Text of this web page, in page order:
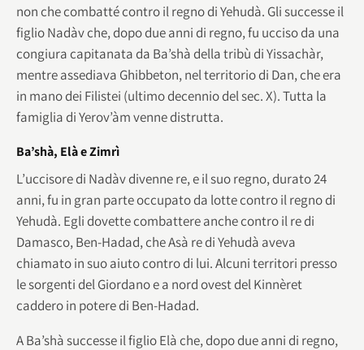
non che combatté contro il regno di Yehudà. Gli successe il
figlio Nadàv che, dopo due anni di regno, fu ucciso da una
congiura capitanata da Ba’shà della tribù di Yissachàr,
mentre assediava Ghibbeton, nel territorio di Dan, che era
in mano dei Filistei (ultimo decennio del sec. X). Tutta la
famiglia di Yerov’àm venne distrutta.
Ba’shà, Elà e Zimrì
L’uccisore di Nadàv divenne re, e il suo regno, durato 24
anni, fu in gran parte occupato da lotte contro il regno di
Yehudà. Egli dovette combattere anche contro il re di
Damasco, Ben-Hadad, che Asà re di Yehudà aveva
chiamato in suo aiuto contro di lui. Alcuni territori presso
le sorgenti del Giordano e a nord ovest del Kinnèret
caddero in potere di Ben-Hadad.
A Ba’shà successe il figlio Elà che, dopo due anni di regno,